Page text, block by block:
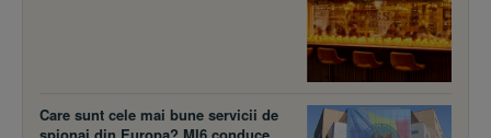
Care sunt cele mai bune servicii de